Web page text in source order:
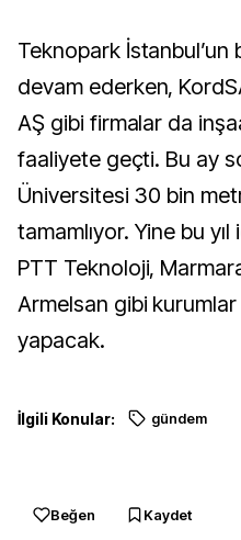
Teknopark İstanbul’un
devam ederken,
AŞ gibi firmalar da
faaliyete geçti. Bu ay
Üniversitesi 30 bin
tamamlıyor. Yine bu
PTT Teknoloji,
Armelsan gibi kurumlar
yapacak.
İlgili Konular: gündem
Beğen Kaydet